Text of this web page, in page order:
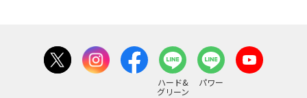
ハード&
グリーン
パワー